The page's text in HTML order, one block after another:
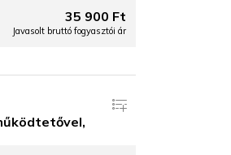
35 900 Ft
Javasolt bruttó fogyasztói ár